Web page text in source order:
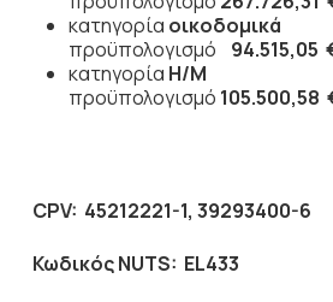
κατηγορία οικοδομικά
προϋπολογισμό
94.515,05
κατηγορία Η/Μ
προϋπολογισμό 105.500,58
CPV: 45212221-1, 39293400-6
ΚωδικόςNUTS: EL433